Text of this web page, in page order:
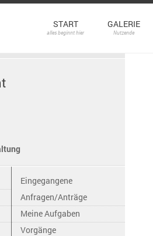
START
alles beginnt hier
GALERIE
Nutzende
Eingegangene
Anfragen/Anträge
Meine Aufgaben
Vorgänge